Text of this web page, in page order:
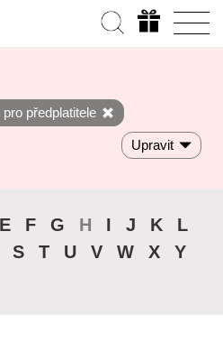
předplatitele
Upravit
E F G H I J K
L
S T U V W X
Y